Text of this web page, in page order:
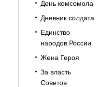
День комсомола
Дневник солдата
Единство
народов России
Жена Героя
За власть
Советов